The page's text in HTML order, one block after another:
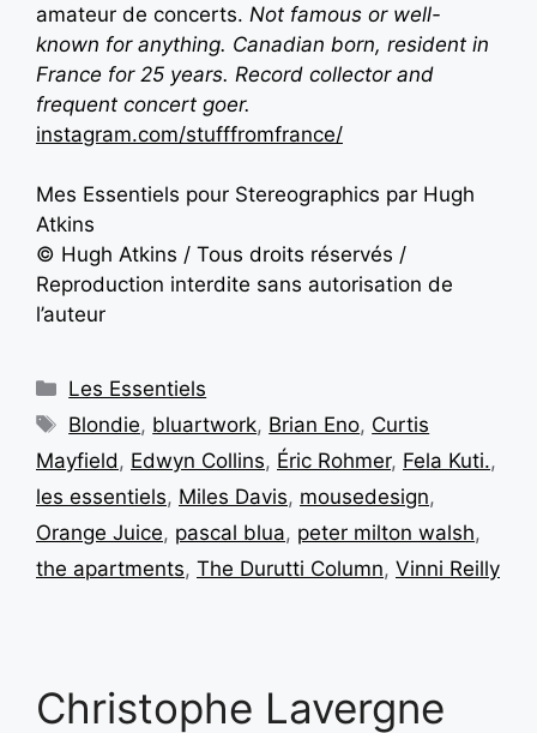
amateur de concerts. Not famous or well-
known for anything. Canadian born, resident in
France for 25 years. Record collector and
frequent concert goer.
instagram.com/stufffromfrance/
Mes Essentiels pour Stereographics par Hugh
Atkins
© Hugh Atkins / Tous droits réservés /
Reproduction interdite sans autorisation de
l’auteur
Les Essentiels
Blondie, bluartwork, Brian Eno, Curtis
Mayfield, Edwyn Collins, Éric Rohmer, Fela Kuti.,
les essentiels, Miles Davis, mousedesign,
Orange Juice, pascal blua, peter milton walsh,
the apartments, The Durutti Column, Vinni Reilly
Christophe Lavergne